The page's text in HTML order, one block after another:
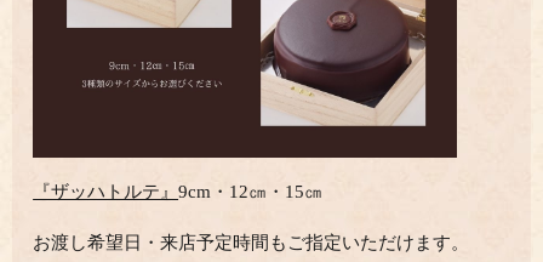
『ザッハトルテ』9cm・12㎝・15㎝
お渡し希望日・来店予定時間もご指定いただけます。